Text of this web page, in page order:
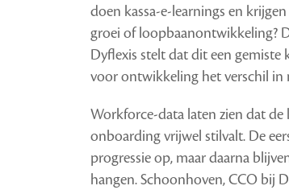
doen kassa-e-learnings en
groei of loopbaanontwikkeling?
Dyflexis stelt dat dit een gemiste
voor ontwikkeling het verschil in
Workforce-data laten zien dat de
onboarding vrijwel stilvalt. De
progressie op, maar daarna
hangen. Schoonhoven, CCO bij